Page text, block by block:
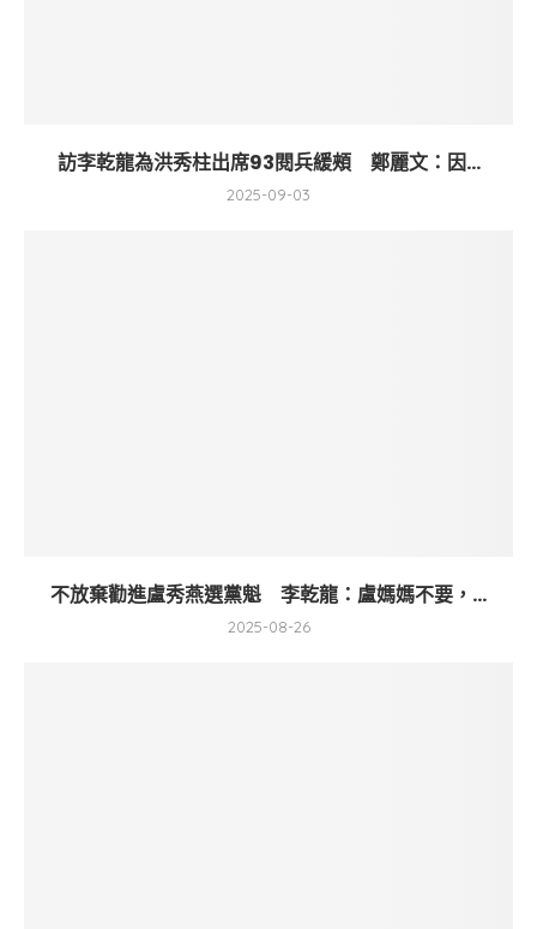
訪李乾龍為洪秀柱出席93閱兵緩頰 鄭麗文：因...
2025-09-03
不放棄勸進盧秀燕選黨魁 李乾龍：盧媽媽不要，...
2025-08-26